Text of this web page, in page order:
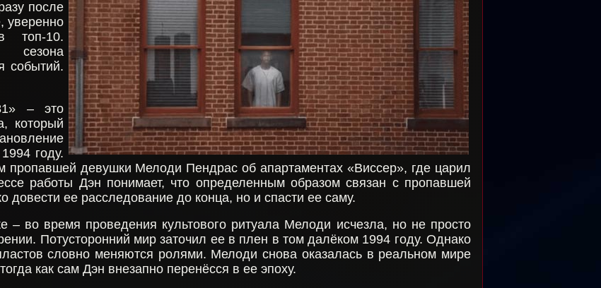
после
уверенно
топ-10.
сезона
событий.
– это
который
году.
пропавшей девушки Мелоди Пендрас об апартаментах «Виссер», где царил
работы Дэн понимает, что определенным образом связан с пропавшей
довести ее расследование до конца, но и спасти ее саму.
– во время проведения культового ритуала Мелоди исчезла, но не просто
Потусторонний мир заточил ее в плен в том далёком 1994 году. Однако
словно меняются ролями. Мелоди снова оказалась в реальном мире
как сам Дэн внезапно перенёсся в ее эпоху.